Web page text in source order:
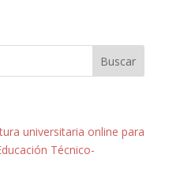
universitaria online para
Técnico-